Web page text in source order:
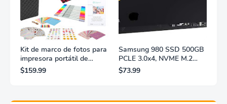
Kit de marco de fotos para
impresora portátil de
fotografías y vídeos
Lifeprint 3x4,5 (blanca)
$159.99
Samsung 980 SSD 500GB
PCLE 3.0x4, NVME M.2
2280, accionamiento sólido
interno, almacenamiento
$73.99